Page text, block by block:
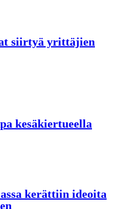
siirtyä yrittäjien
kesäkiertueella
kerättiin ideoita